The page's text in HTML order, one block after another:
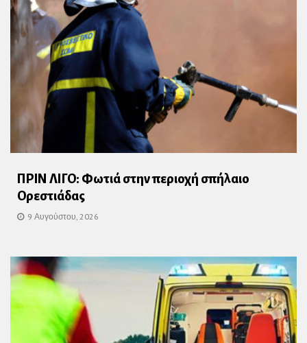
ΠΡΙΝ ΛΙΓΟ: Φωτιά στην περιοχή σπήλαιο
Ορεστιάδας
9 Αυγούστου, 2026